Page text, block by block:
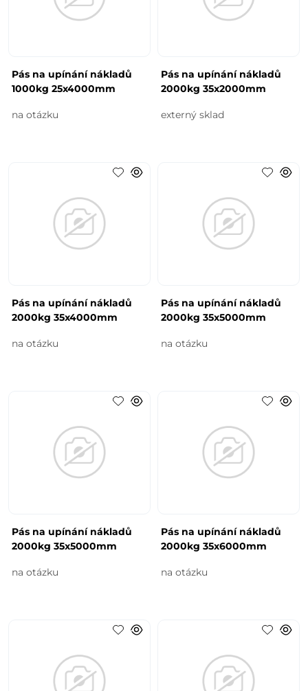
Pás na upínání nákladů
1000kg 25x4000mm
na otázku
Pás na upínání nákladů
2000kg 35x2000mm
externý sklad
Pás na upínání nákladů
2000kg 35x4000mm
na otázku
Pás na upínání nákladů
2000kg 35x5000mm
na otázku
Pás na upínání nákladů
2000kg 35x5000mm
na otázku
Pás na upínání nákladů
2000kg 35x6000mm
na otázku